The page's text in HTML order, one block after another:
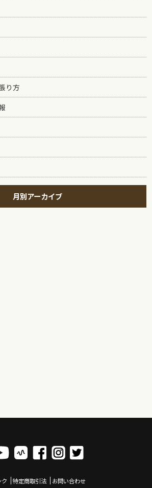
り方
月別アーカイブ
ク 特定商取引法 お問い合わせ